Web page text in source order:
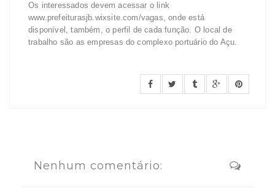
Os interessados devem acessar o link
www.prefeiturasjb.wixsite.com/vagas, onde está
disponível, também, o perfil de cada função. O local de
trabalho são as empresas do complexo portuário do Açu.
Nenhum comentário: